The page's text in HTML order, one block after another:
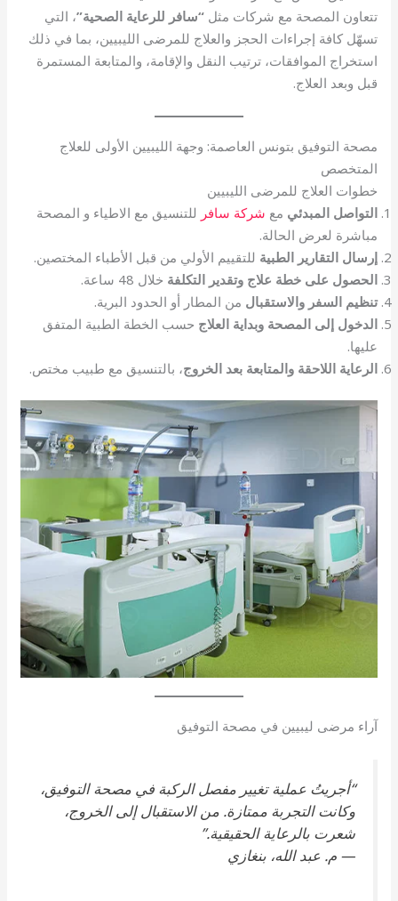
تتعاون المصحة مع شركات مثل“سافر للرعاية الصحية”، التي
تسهّل كافة إجراءات الحجز والعلاج للمرضى الليبيين، بما في ذلك
استخراج الموافقات، ترتيب النقل والإقامة، والمتابعة المستمرة
قبل وبعد العلاج.
مصحة التوفيق بتونس العاصمة: وجهة الليبيين الأولى للعلاج
المتخصص
خطوات العلاج للمرضى الليبيين
التواصل المبدئي مع شركة سافر للتنسيق مع الاطياء و المصحة
مباشرة لعرض الحالة.
إرسال التقارير الطبية للتقييم الأولي من قبل الأطباء المختصين.
الحصول على خطة علاج وتقدير التكلفة خلال 48 ساعة.
تنظيم السفر والاستقبال من المطار أو الحدود البرية.
الدخول إلى المصحة وبداية العلاج حسب الخطة الطبية المتفق
عليها.
الرعاية اللاحقة والمتابعة بعد الخروج، بالتنسيق مع طبيب مختص.
آراء مرضى ليبيين في مصحة التوفيق
“أجريتُ عملية تغيير مفصل الركبة في مصحة التوفيق،
وكانت التجربة ممتازة. من الاستقبال إلى الخروج،
شعرت بالرعاية الحقيقية.”
— م. عبد الله، بنغازي